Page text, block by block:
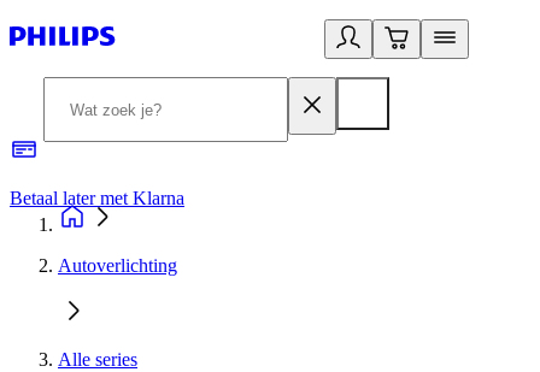
Betaal later met Klarna
Autoverlichting
Alle series